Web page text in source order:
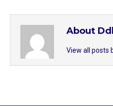
About
View all posts